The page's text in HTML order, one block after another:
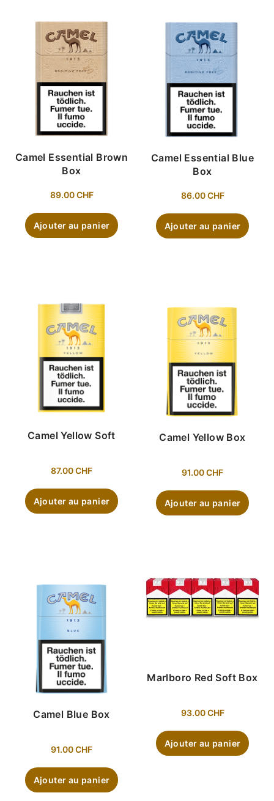
Camel Essential Brown
Box
89.00CHF
Ajouter au panier
Camel Essential Blue
Box
86.00CHF
Ajouter au panier
Camel Yellow Soft
87.00CHF
Ajouter au panier
Camel Yellow Box
91.00CHF
Ajouter au panier
Camel Blue Box
91.00CHF
Ajouter au panier
Marlboro Red Soft Box
93.00CHF
Ajouter au panier